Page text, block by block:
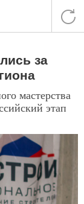
за
мастерства
этап